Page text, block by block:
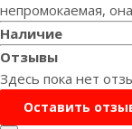
непромокаемая,
Наличие
Отзывы
Здесь пока нет
Оставить